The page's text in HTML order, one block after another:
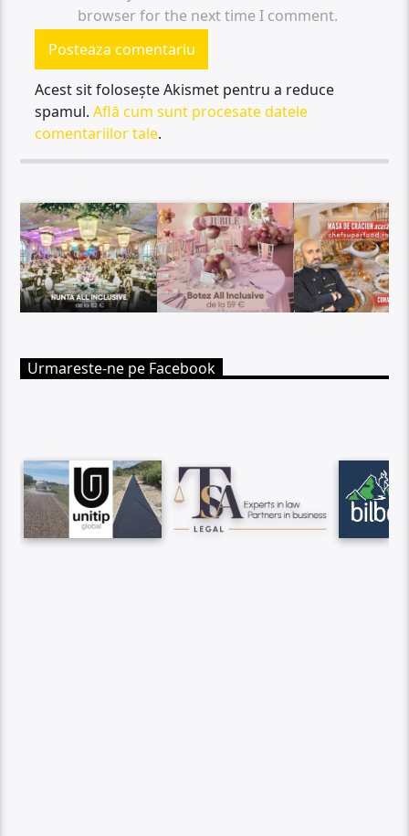
browser for the next time I comment.
Acest sit folosește Akismet pentru a reduce
spamul.Află cum sunt procesate datele
comentariilor tale.
Urmareste-ne pe Facebook